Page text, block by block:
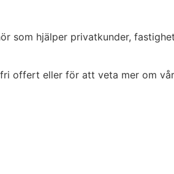
som hjälper privatkunder,
offert eller för att veta mer om